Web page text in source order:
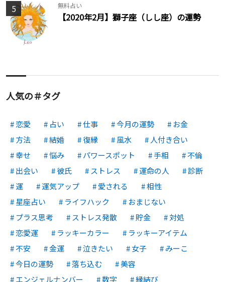
5 無料占い
【2020年2月】獅子座（しし座）の運勢
人気の＃タグ
恋愛 占い 仕事 今月の運勢
お金
方法
結婚 復縁 風水
人付き合い
幸せ
悩み パワースポット 手相
不倫
出会い
彼氏 ストレス 運命の人
診断
運
運気アップ 愛される
相性
星座占い
ライフハック
おまじない
プラス思考
ストレス発散 貯金
対処
恋愛運
ラッキーカラー
ラッキーアイテム
不安
金運 泣きたい 女子
みーこ
今日の運勢
落ち込む
美容
エンジェルナンバー
数字 縁結び